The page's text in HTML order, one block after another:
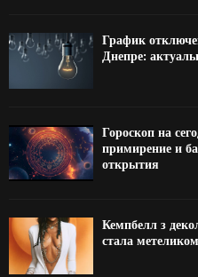
График
Днепре:
Гороскоп на
примирение и
открытия
Кемпбелл з
стала